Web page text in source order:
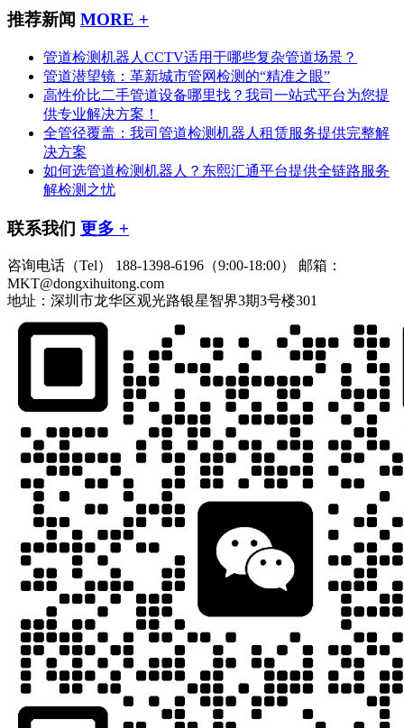
推荐新闻 MORE +
管道检测机器人CCTV适用于哪些复杂管道场景？
管道潜望镜：革新城市管网检测的“精准之眼”
高性价比二手管道设备哪里找？我司一站式平台为您提
供专业解决方案！
全管径覆盖：我司管道检测机器人租赁服务提供完整解
决方案
如何选管道检测机器人？东熙汇通平台提供全链路服务
解检测之忧
联系我们 更多 +
咨询电话（Tel） 188-1398-6196（9:00-18:00）
邮箱：
MKT@dongxihuitong.com
地址：深圳市龙华区观光路银星智界3期3号楼301